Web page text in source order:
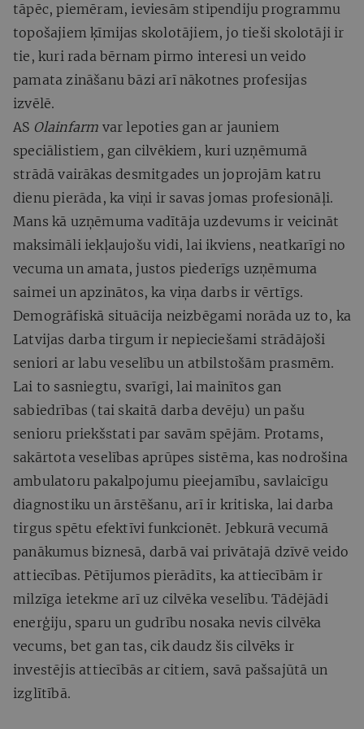
tāpēc, piemēram, ieviesām stipendiju programmu
topošajiem ķīmijas skolotājiem, jo tieši skolotāji ir
tie, kuri rada bērnam pirmo interesi un veido
pamata zināšanu bāzi arī nākotnes profesijas
izvēlē.
AS Olainfarm var lepoties gan ar jauniem
speciālistiem, gan cilvēkiem, kuri uzņēmumā
strādā vairākas desmitgades un joprojām katru
dienu pierāda, ka viņi ir savas jomas profesionāļi.
Mans kā uzņēmuma vadītāja uzdevums ir veicināt
maksimāli iekļaujošu vidi, lai ikviens, neatkarīgi no
vecuma un amata, justos piederīgs uzņēmuma
saimei un apzinātos, ka viņa darbs ir vērtīgs.
Demogrāfiskā situācija neizbēgami norāda uz to, ka
Latvijas darba tirgum ir nepieciešami strādājoši
seniori ar labu veselību un atbilstošām prasmēm.
Lai to sasniegtu, svarīgi, lai mainītos gan
sabiedrības (tai skaitā darba devēju) un pašu
senioru priekšstati par savām spējām. Protams,
sakārtota veselības aprūpes sistēma, kas nodrošina
ambulatoru pakalpojumu pieejamību, savlaicīgu
diagnostiku un ārstēšanu, arī ir kritiska, lai darba
tirgus spētu efektīvi funkcionēt. Jebkurā vecumā
panākumus biznesā, darbā vai privātajā dzīvē veido
attiecības. Pētījumos pierādīts, ka attiecībām ir
milzīga ietekme arī uz cilvēka veselību. Tādējādi
enerģiju, sparu un gudrību nosaka nevis cilvēka
vecums, bet gan tas, cik daudz šis cilvēks ir
investējis attiecībās ar citiem, savā pašsajūtā un
izglītībā.